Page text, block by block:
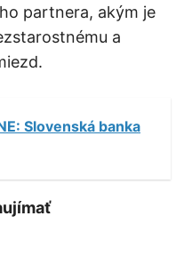
partnera, akým je
a
Slovenská banka